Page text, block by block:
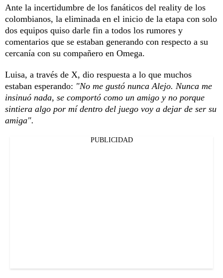
Ante la incertidumbre de los fanáticos del reality de los
colombianos, la eliminada en el inicio de la etapa con solo
dos equipos quiso darle fin a todos los rumores y
comentarios que se estaban generando con respecto a su
cercanía con su compañero en Omega.
Luisa, a través de X, dio respuesta a lo que muchos
estaban esperando: "No me gustó nunca Alejo. Nunca me
insinuó nada, se comportó como un amigo y no porque
sintiera algo por mí dentro del juego voy a dejar de ser su
amiga".
PUBLICIDAD